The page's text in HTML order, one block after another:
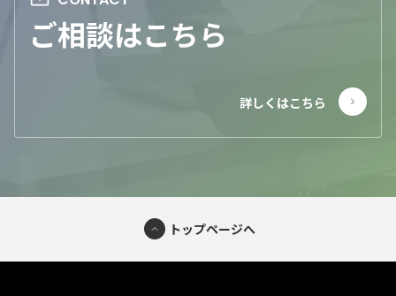
ご相談はこちら
トップページへ